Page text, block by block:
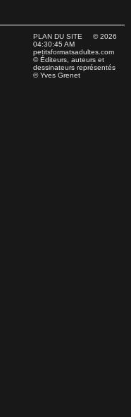
PLAN DU SITE © 2026
04:30:45 AM
petitsformatsadultes.com
© Éditeurs, auteurs et
dessinateurs représentés
© Yves Grenet